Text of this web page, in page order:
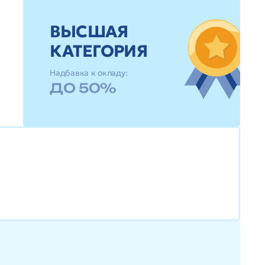
ВЫСШАЯ
КАТЕГОРИЯ
Надбавка к окладу:
ДО 50%